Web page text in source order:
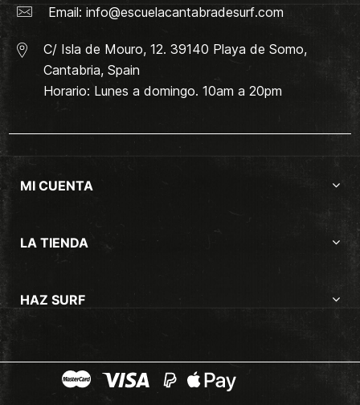
Email: info@escuelacantabradesurf.com
C/ Isla de Mouro, 12. 39140 Playa de Somo,
Cantabria, Spain
Horario: Lunes a domingo. 10am a 20pm
MI CUENTA
LA TIENDA
HAZ SURF